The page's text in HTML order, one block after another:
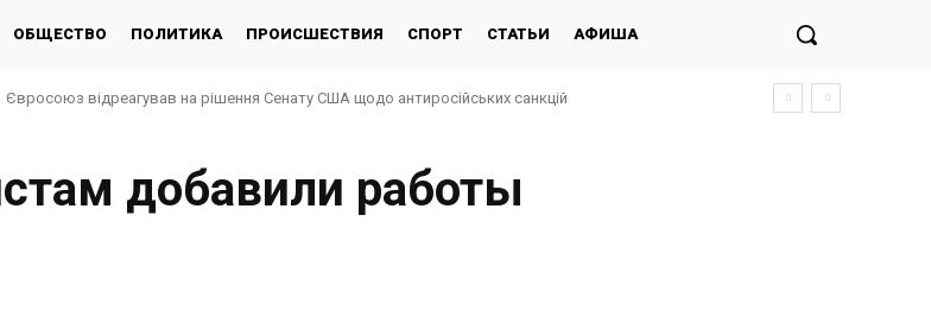
ОБЩЕСТВО ПОЛИТИКА ПРОИСШЕСТВИЯ СПОРТ СТАТЬИ АФИША
Євросоюз відреагував на рішення Сенату США щодо антиросійських санкцій
добавили работы